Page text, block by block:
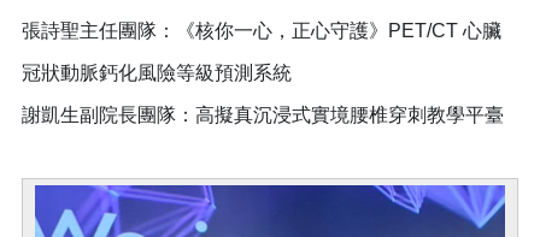
張詩聖主任團隊：《核你一心，正心守護》PET/CT 心臟
冠狀動脈鈣化風險等級預測系統
謝凱生副院長團隊：高擬真沉浸式實境腰椎穿刺教學平臺